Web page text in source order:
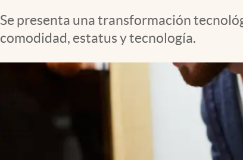
Espiritualidad
abre en nueva pestaña
Se presenta una transformación
comodidad, estatus y tecnología.